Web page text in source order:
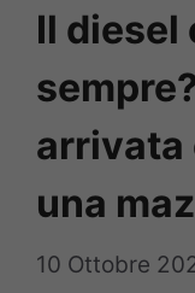
Il diesel
arrivata
una
10 Ottobre